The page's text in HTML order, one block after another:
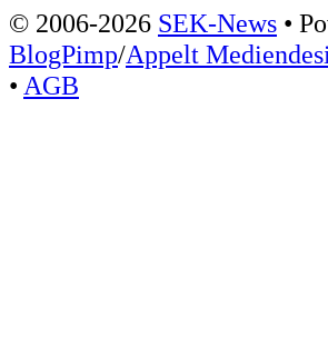
© 2006-2026 SEK-News •
BlogPimp/Appelt
• AGB